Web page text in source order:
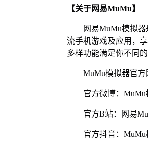
【关于网易MuMu】
网易MuMu模拟
流手机游戏及应用，
多样功能满足你不同
MuMu模拟器官方
官方微博：MuMu
官方B站：网易
官方抖音：MuMu